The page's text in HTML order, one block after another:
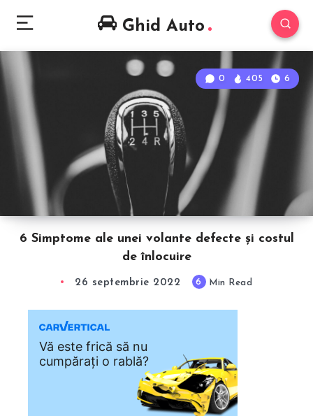
Ghid Auto
0 405 6
6 Simptome ale unei volante defecte și costul
de înlocuire
26 septembrie 2022 6 Min Read